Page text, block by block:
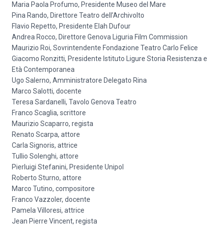
Maria Paola Profumo, Presidente Museo del Mare
Pina Rando, Direttore Teatro dell’Archivolto
Flavio Repetto, Presidente Elah Dufour
Andrea Rocco, Direttore Genova Liguria Film Commission
Maurizio Roi, Sovrintendente Fondazione Teatro Carlo Felice
Giacomo Ronzitti, Presidente Istituto Ligure Storia Resistenza e
Età Contemporanea
Ugo Salerno, Amministratore Delegato Rina
Marco Salotti, docente
Teresa Sardanelli, Tavolo Genova Teatro
Franco Scaglia, scrittore
Maurizio Scaparro, regista
Renato Scarpa, attore
Carla Signoris, attrice
Tullio Solenghi, attore
Pierluigi Stefanini, Presidente Unipol
Roberto Sturno, attore
Marco Tutino, compositore
Franco Vazzoler, docente
Pamela Villoresi, attrice
Jean Pierre Vincent, regista